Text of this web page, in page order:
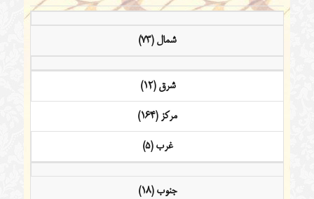
شمال (73)
شرق (12)
مرکز (164)
غرب (5)
جنوب (18)